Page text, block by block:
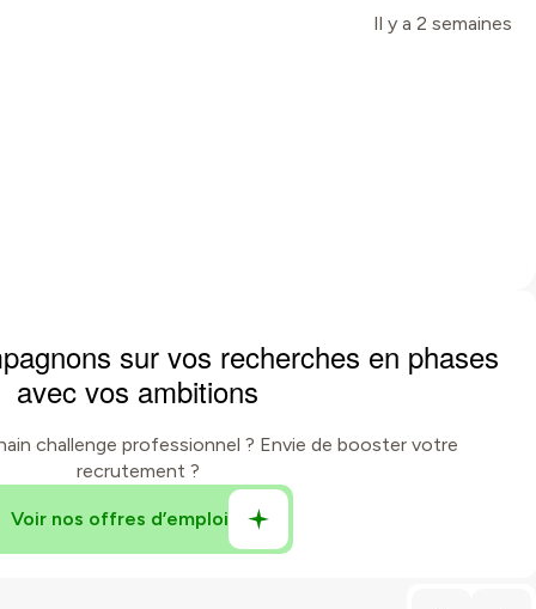
Il y a 2 semaines
sur vos recherches en phases
avec vos ambitions
challenge professionnel ? Envie de booster votre
recrutement ?